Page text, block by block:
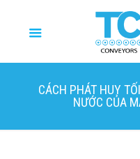
CÁCH PHÁT HUY
NƯỚC CỦA